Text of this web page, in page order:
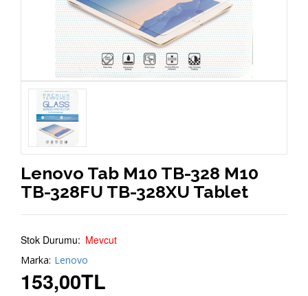
Lenovo Tab M10 TB-328 M10
TB-328FU TB-328XU Tablet
Stok Durumu: Mevcut
Marka: Lenovo
153,00TL